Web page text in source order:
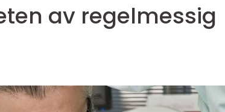
av regelmessig